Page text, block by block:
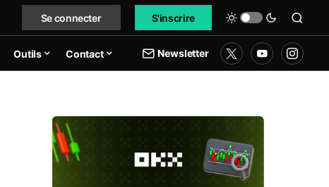
Se connecter S'inscrire
Outils Contact Newsletter